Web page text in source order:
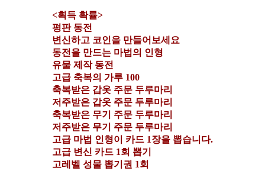
<획득 확률>
평판 동전
변신하고 코인을 만들어보세요
동전을 만드는 마법의 인형
유물 제작 동전
고급 축복의 가루 100
축복받은 갑옷 주문 두루마리
저주받은 갑옷 주문 두루마리
축복받은 무기 주문 두루마리
저주받은 무기 주문 두루마리
고급 마법 인형이 카드 1장을 뽑습니다.
고급 변신 카드 1회 뽑기
고레벨 성물 뽑기권 1회